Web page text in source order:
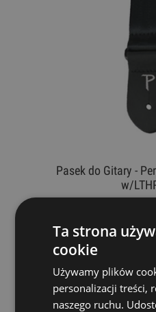
Pasek do Gitary -
w/
Ta strona
cookie
Używamy plików
personalizacji treści,
naszego ruchu.